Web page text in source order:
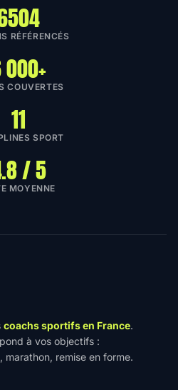
RÉFÉRENCÉS
COUVERTES
11
SPORT
/ 5
MOYENNE
coachs sportifs en France.
à vos objectifs :
remise en forme.